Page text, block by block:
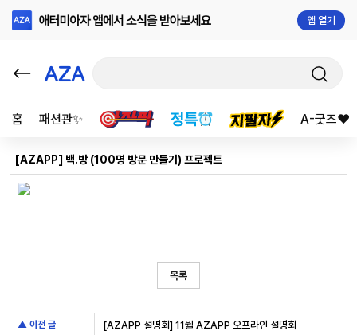
앱 열기
홈 패션관✨ A-굿즈❤️
[AZAPP] 백.방 (100명 방문 만들기) 프로젝트
목록
▲ 이전 글 [AZAPP 설명회] 11월 AZAPP 오프라인 설명회